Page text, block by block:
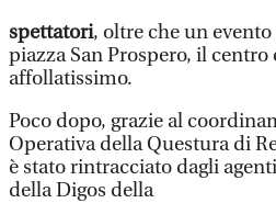
spettatori, oltre che un
piazza San Prospero, il
affollatissimo.
Poco dopo, grazie al
Operativa della Questura di
è stato rintracciato dagli
della Digos della